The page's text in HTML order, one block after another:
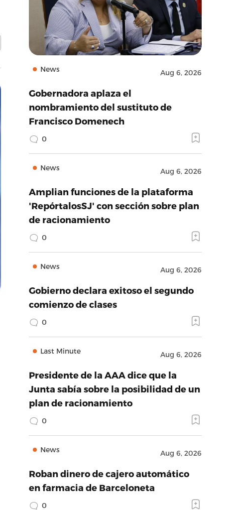
News Aug 6, 2026
Gobernadora aplaza el
nombramiento del sustituto de
Francisco Domenech
0
News Aug 6, 2026
Amplian funciones de la plataforma
'RepórtalosSJ' con sección sobre plan
de racionamiento
0
News Aug 6, 2026
Gobierno declara exitoso el segundo
comienzo de clases
0
Last Minute Aug 6, 2026
Presidente de la AAA dice que la
Junta sabía sobre la posibilidad de un
plan de racionamiento
0
News Aug 6, 2026
Roban dinero de cajero automático
en farmacia de Barceloneta
0